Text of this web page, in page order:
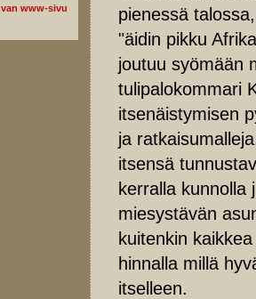
www-sivu
pienessä
"äidin pikku
joutuu syömään
tulipalokommari
itsenäistymisen
ja
itsensä
kerralla kunnolla
miesystävän
kuitenkin
hinnalla millä
itselleen.